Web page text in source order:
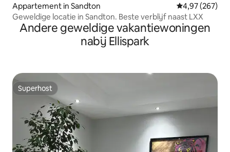
Appartement in Sandton Gemiddelde
4,97 (267)
Geweldige locatie in Sandton. Beste verblijf naast LXX
Andere geweldige vakantiewoningen
nabij Ellispark
Superhost
Superhost